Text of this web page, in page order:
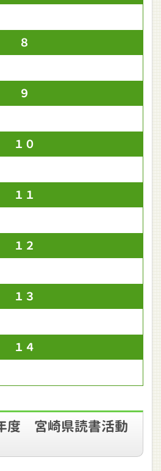
８
９
１０
１１
１２
１３
１４
度 宮崎県読書活動